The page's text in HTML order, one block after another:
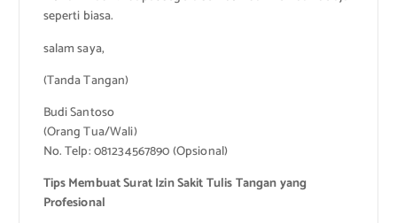
seperti biasa.
salam saya,
(Tanda Tangan)
Budi Santoso
(Orang Tua/Wali)
No. Telp: 081234567890 (Opsional)
Tips Membuat Surat Izin Sakit Tulis Tangan yang
Profesional